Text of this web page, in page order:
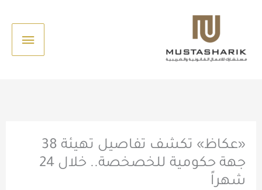
«عكاظ» تكشف تفاصيل تهيئة 38
جهة حكومية للخصخصة.. خلال 24
شهراً